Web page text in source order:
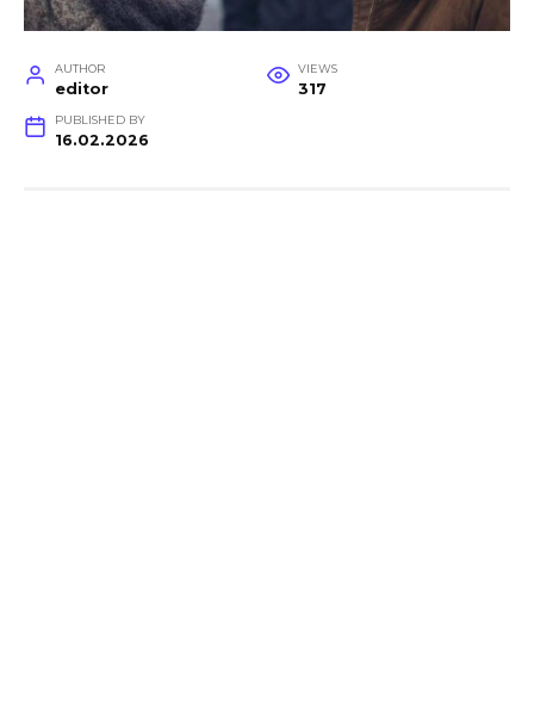
AUTHOR
editor
VIEWS
317
PUBLISHED BY
16.02.2026